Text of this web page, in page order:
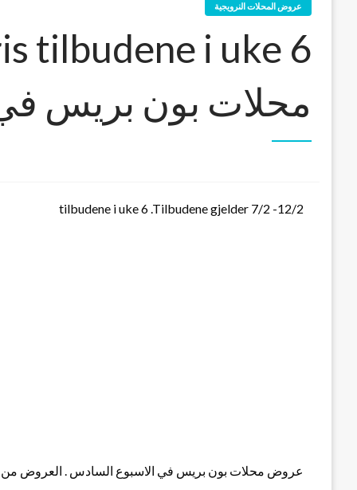
عروض المحلات النرويجية
محلات بون بريس
tilbudene i uke 6 .Tilbudene gjelder 7/2 -12/2
عروض محلات بون بريس في الاسبوع السادس . العروض من تاريخ 7/2 الى